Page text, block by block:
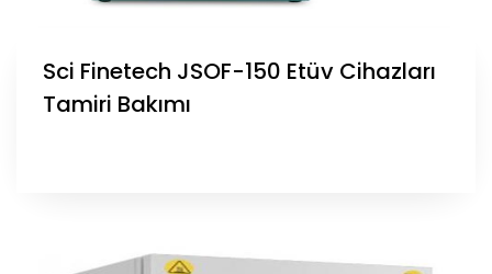
Sci Finetech JSOF-150 Etüv Cihazları
Tamiri Bakımı